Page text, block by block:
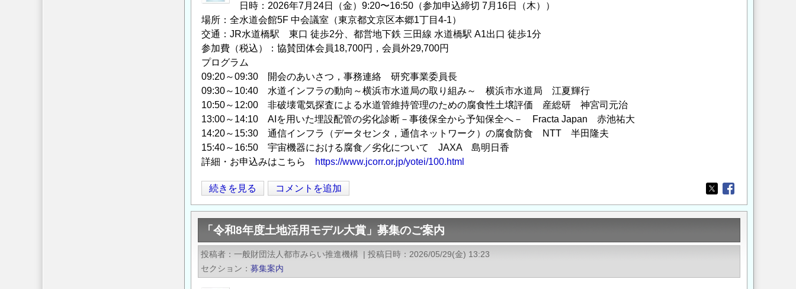
「コ
ン
コ
ム
／
CONCOM」
の
掘
余
裕
幅
に
て
の
日時：2026年7月24日（金）9:20〜16:50（参加申込締切 7月16日（木））
場所：全水道会館5F 中会議室（東京都文京区本郷1丁目4-1）
交通：JR水道橋駅 東口 徒歩2分、都営地下鉄 三田線 水道橋駅 A1出口 徒歩1分
参加費（税込）：協賛団体会員18,700円，会員外29,700円
プログラム
09:20～09:30 開会のあいさつ，事務連絡 研究事業委員長
09:30～10:40 水道インフラの動向～横浜市水道局の取り組み～ 横浜市水道局 江夏輝行
10:50～12:00 非破壊電気探査による水道管維持管理のための腐食性土壌評価 産総研 神宮司元治
13:00～14:10 AIを用いた埋設配管の劣化診断－事後保全から予知保全へ－ Fracta Japan 赤池祐大
14:20～15:30 通信インフラ（データセンタ，通信ネットワーク）の腐食防食 NTT 半田隆夫
15:40～16:50 宇宙機器における腐食／劣化について JAXA 島明日香
詳細・お申込みはこちら
https://www.jcorr.or.jp/yotei/100.html
第
100
回
技
術
ミ
続きを見る コメントを追加
Opens in a new
Opens in a new
「令和8年度土地活用モデル大賞」募集のご案内
投稿者 一般財団法人都市みらい推進機構 | 投稿日時
2026/05/29(金) 13:23
セクション
募集案内